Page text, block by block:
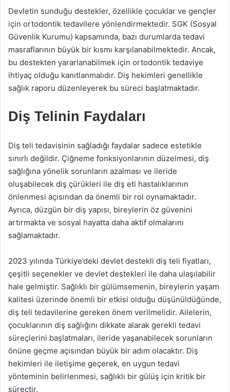
Devletin sunduğu destekler, özellikle çocuklar ve gençler
için ortodontik tedavilere yönlendirmektedir. SGK (Sosyal
Güvenlik Kurumu) kapsamında, bazı durumlarda tedavi
masraflarının büyük bir kısmı karşılanabilmektedir. Ancak,
bu destekten yararlanabilmek için ortodontik tedaviye
ihtiyaç olduğu kanıtlanmalıdır. Diş hekimleri genellikle
sağlık raporu düzenleyerek bu süreci başlatmaktadır.
Diş Telinin Faydaları
Diş teli tedavisinin sağladığı faydalar sadece estetikle
sınırlı değildir. Çiğneme fonksiyonlarının düzelmesi, diş
sağlığına yönelik sorunların azalması ve ileride
oluşabilecek diş çürükleri ile diş eti hastalıklarının
önlenmesi açısından da önemli bir rol oynamaktadır.
Ayrıca, düzgün bir diş yapısı, bireylerin öz güvenini
artırmakta ve sosyal hayatta daha aktif olmalarını
sağlamaktadır.
2023 yılında Türkiye’deki devlet destekli diş teli fiyatları,
çeşitli seçenekler ve devlet destekleri ile daha ulaşılabilir
hale gelmiştir. Sağlıklı bir gülümsemenin, bireylerin yaşam
kalitesi üzerinde önemli bir etkisi olduğu düşünüldüğünde,
diş teli tedavilerine gereken önem verilmelidir. Ailelerin,
çocuklarının diş sağlığını dikkate alarak gerekli tedavi
süreçlerini başlatmaları, ileride yaşanabilecek sorunların
önüne geçme açısından büyük bir adım olacaktır. Diş
hekimleri ile iletişime geçerek, en uygun tedavi
yönteminin belirlenmesi, sağlıklı bir gülüş için kritik bir
süreçtir.